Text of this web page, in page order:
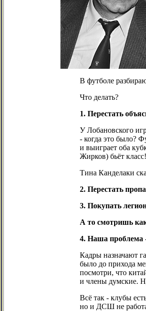
В футболе
Что делать?
1. Перестать
У Лобановского
- когда это было?
и выиграет оба
Жирков) бьёт
Тина Канделаки
2. Перестать
3. Покупать
А то смотришь
4. Наша проблема
Кадры назначают
было до прихода
посмотри, что
и члены думские.
Всё так - клубы
но и ДСШ не